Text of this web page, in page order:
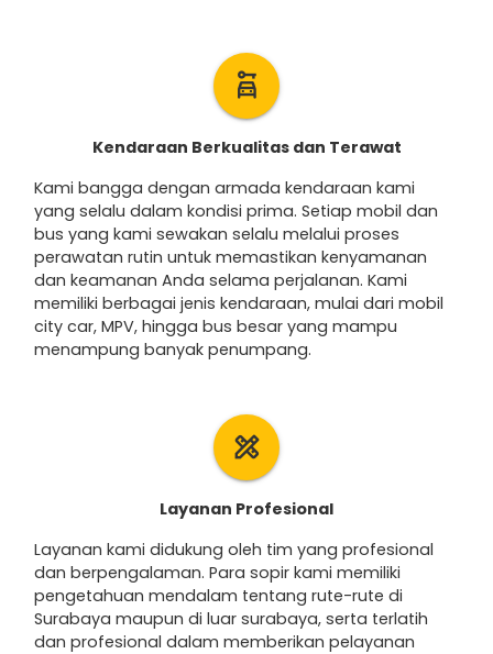
car_rental
Kendaraan Berkualitas dan Terawat
Kami bangga dengan armada kendaraan kami
yang selalu dalam kondisi prima. Setiap mobil dan
bus yang kami sewakan selalu melalui proses
perawatan rutin untuk memastikan kenyamanan
dan keamanan Anda selama perjalanan. Kami
memiliki berbagai jenis kendaraan, mulai dari mobil
city car, MPV, hingga bus besar yang mampu
menampung banyak penumpang.
design_services
Layanan Profesional
Layanan kami didukung oleh tim yang profesional
dan berpengalaman. Para sopir kami memiliki
pengetahuan mendalam tentang rute-rute di
Surabaya maupun di luar surabaya, serta terlatih
dan profesional dalam memberikan pelayanan